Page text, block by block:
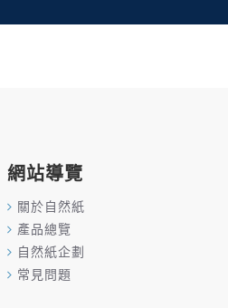
網站導覽
關於自然紙
產品總覽
自然紙企劃
常見問題